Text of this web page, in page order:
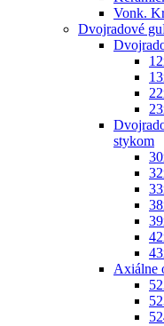
Vonk.
Dvojradové
stykom
Axiálne